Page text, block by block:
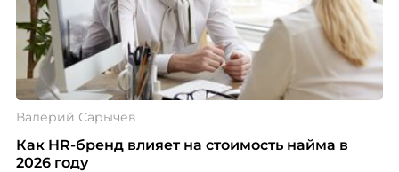
Валерий Сарычев
Как HR-бренд влияет на стоимость найма в
2026 году